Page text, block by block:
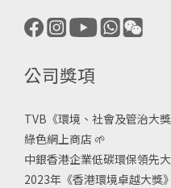
公司獎項
TVB《環境、社會及管治大
綠色網上商店 🌱
中銀香港企業低碳環保領先
2023年《香港環境卓越大獎